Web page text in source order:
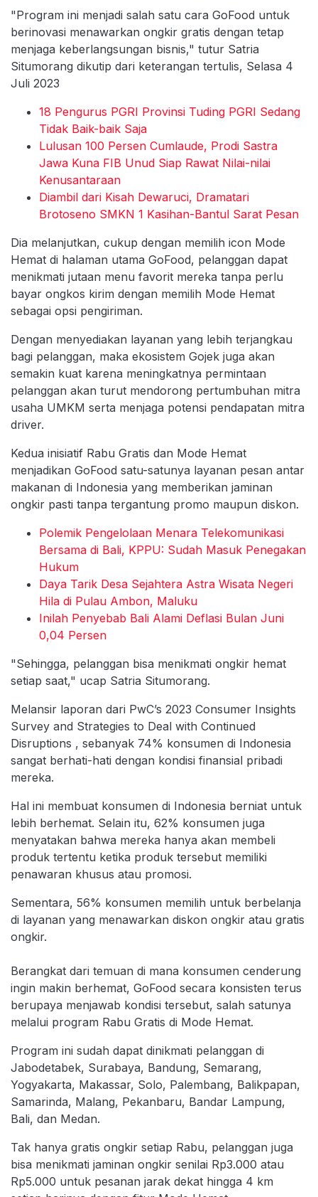
"Program ini menjadi salah satu cara GoFood untuk
berinovasi menawarkan ongkir gratis dengan tetap
menjaga keberlangsungan bisnis," tutur Satria
Situmorang dikutip dari keterangan tertulis, Selasa 4
Juli 2023
18 Pengurus PGRI Provinsi Tuding PGRI Sedang
Tidak Baik-baik Saja
Lulusan 100 Persen Cumlaude, Prodi Sastra
Jawa Kuna FIB Unud Siap Rawat Nilai-nilai
Kenusantaraan
Diambil dari Kisah Dewaruci, Dramatari
Brotoseno SMKN 1 Kasihan-Bantul Sarat Pesan
Dia melanjutkan, cukup dengan memilih icon Mode
Hemat di halaman utama GoFood, pelanggan dapat
menikmati jutaan menu favorit mereka tanpa perlu
bayar ongkos kirim dengan memilih Mode Hemat
sebagai opsi pengiriman.
Dengan menyediakan layanan yang lebih terjangkau
bagi pelanggan, maka ekosistem Gojek juga akan
semakin kuat karena meningkatnya permintaan
pelanggan akan turut mendorong pertumbuhan mitra
usaha UMKM serta menjaga potensi pendapatan mitra
driver.
Kedua inisiatif Rabu Gratis dan Mode Hemat
menjadikan GoFood satu-satunya layanan pesan antar
makanan di Indonesia yang memberikan jaminan
ongkir pasti tanpa tergantung promo maupun diskon.
Polemik Pengelolaan Menara Telekomunikasi
Bersama di Bali, KPPU: Sudah Masuk Penegakan
Hukum
Daya Tarik Desa Sejahtera Astra Wisata Negeri
Hila di Pulau Ambon, Maluku
Inilah Penyebab Bali Alami Deflasi Bulan Juni
0,04 Persen
"Sehingga, pelanggan bisa menikmati ongkir hemat
setiap saat," ucap Satria Situmorang.
Melansir laporan dari PwC’s 2023 Consumer Insights
Survey and Strategies to Deal with Continued
Disruptions , sebanyak 74% konsumen di Indonesia
sangat berhati-hati dengan kondisi finansial pribadi
mereka.
Hal ini membuat konsumen di Indonesia berniat untuk
lebih berhemat. Selain itu, 62% konsumen juga
menyatakan bahwa mereka hanya akan membeli
produk tertentu ketika produk tersebut memiliki
penawaran khusus atau promosi.
Sementara, 56% konsumen memilih untuk berbelanja
di layanan yang menawarkan diskon ongkir atau gratis
ongkir.
Berangkat dari temuan di mana konsumen cenderung
ingin makin berhemat, GoFood secara konsisten terus
berupaya menjawab kondisi tersebut, salah satunya
melalui program Rabu Gratis di Mode Hemat.
Program ini sudah dapat dinikmati pelanggan di
Jabodetabek, Surabaya, Bandung, Semarang,
Yogyakarta, Makassar, Solo, Palembang, Balikpapan,
Samarinda, Malang, Pekanbaru, Bandar Lampung,
Bali, dan Medan.
Tak hanya gratis ongkir setiap Rabu, pelanggan juga
bisa menikmati jaminan ongkir senilai Rp3.000 atau
Rp5.000 untuk pesanan jarak dekat hingga 4 km